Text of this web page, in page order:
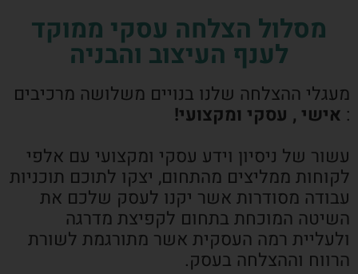
מסלול הצלחה עסקי ממוקד
לענף העיצוב והבניה
מעגלי ההצלחה שלנו בנויים משלושה מרכיבים
: אישי , עסקי ומקצועי!
עשור של ניסיון וידע עסקי ומקצועי עם אלפי
לקוחות ממליצים מהתחום, יצקו לתוכם תוכניות
עבודה מסודרות אשר יקנו לעסק שלכם את
השיטה המוכחת בתחום לקפיצת מדרגה
ולעליית רמה העסקית אשר מתורגמת לשורת
הרווח וההצלחה בעסק.